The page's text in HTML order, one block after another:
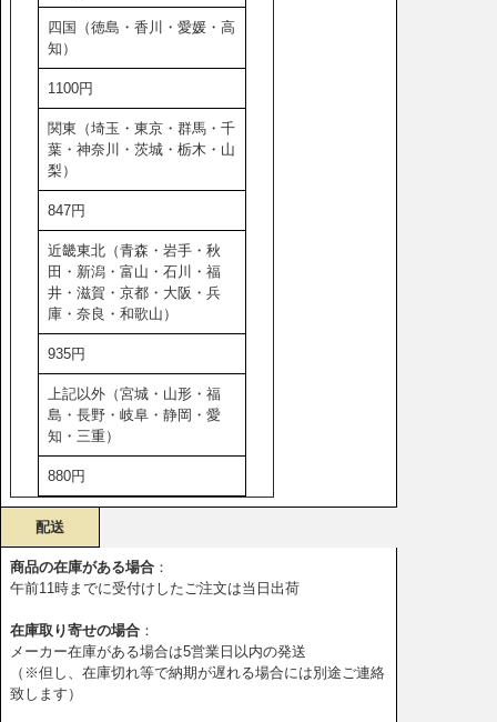
四国（徳島・香川・愛媛・高
知）
1100円
関東（埼玉・東京・群馬・千
葉・神奈川・茨城・栃木・山
梨）
847円
近畿東北（青森・岩手・秋
田・新潟・富山・石川・福
井・滋賀・京都・大阪・兵
庫・奈良・和歌山）
935円
上記以外（宮城・山形・福
島・長野・岐阜・静岡・愛
知・三重）
880円
配送
商品の在庫がある場合 ：
午前11時までに受付けしたご注文は当日出荷
在庫取り寄せの場合 ：
メーカー在庫がある場合は5営業日以内の発送
（※但し、在庫切れ等で納期が遅れる場合には別途ご連絡
致します）